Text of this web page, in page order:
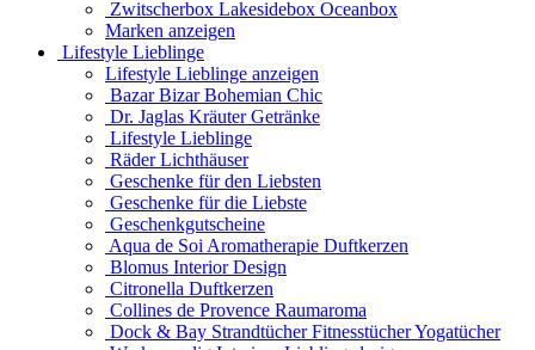
Zwitscherbox Lakesidebox Oceanbox
Marken anzeigen
Lifestyle Lieblinge
Lifestyle Lieblinge anzeigen
Bazar Bizar Bohemian Chic
Dr. Jaglas Kräuter Getränke
Lifestyle Lieblinge
Räder Lichthäuser
Geschenke für den Liebsten
Geschenke für die Liebste
Geschenkgutscheine
Aqua de Soi Aromatherapie Duftkerzen
Blomus Interior Design
Citronella Duftkerzen
Collines de Provence Raumaroma
Dock & Bay Strandtücher Fitnesstücher Yogatücher